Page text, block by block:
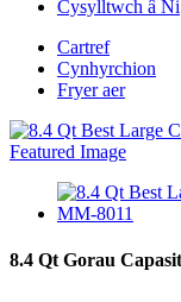
Cysylltwch â Ni
Cartref
Cynhyrchion
Fryer aer
8.4 Qt Gorau